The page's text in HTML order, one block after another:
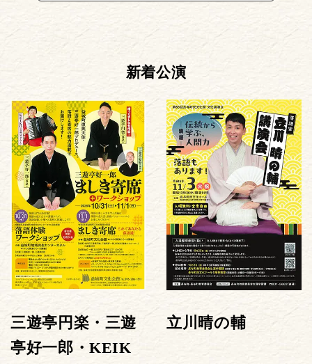
新着公演
三遊亭円楽・三遊
亭好一郎・KEIK
立川晴の輔